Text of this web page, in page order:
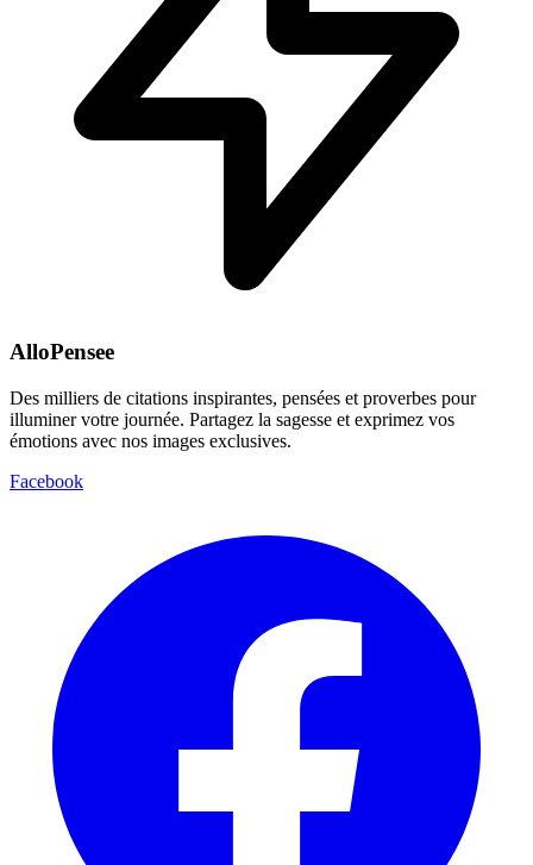
AlloPensee
Des milliers de citations inspirantes, pensées et proverbes pour
illuminer votre journée. Partagez la sagesse et exprimez vos
émotions avec nos images exclusives.
Facebook